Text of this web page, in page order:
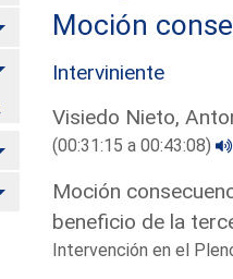
Alternar
Alternar
Alternar
Alternar
Moción
Interviniente
Visiedo Nieto,
(00:31:15 a 00:43:08)
Moción
beneficio de la
Intervención en el